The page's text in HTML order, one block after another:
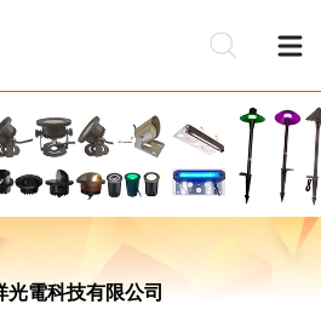
光電科技有限公司